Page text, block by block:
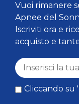
Vuoi rimanere
Apnee del
Iscriviti ora e
acquisto e
Cliccando su